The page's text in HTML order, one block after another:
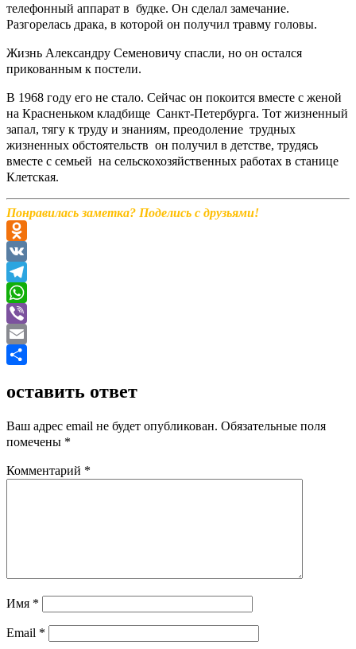
телефонный аппарат в будке. Он сделал замечание.
Разгорелась драка, в которой он получил травму головы.
Жизнь Александру Семеновичу спасли, но он остался
прикованным к постели.
В 1968 году его не стало. Сейчас он покоится вместе с женой
на Красненьком кладбище Санкт-Петербурга. Тот жизненный
запал, тягу к труду и знаниям, преодоление трудных
жизненных обстоятельств он получил в детстве, трудясь
вместе с семьей на сельскохозяйственных работах в станице
Клетская.
Понравилась заметка? Поделись с друзьями!
Odnoklassniki
VK
Telegram
WhatsApp
Viber
Email
оставить ответ
Ваш адрес email не будет опубликован. Обязательные поля
помечены *
Комментарий *
Имя *
Email *